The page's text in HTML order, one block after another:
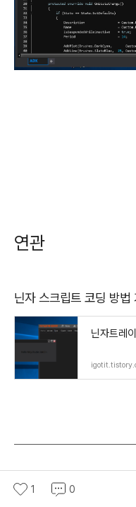
연관
닌자 스크립트 코딩 방법
닌자트레
첫 등록 : 2026.01.16
1 0